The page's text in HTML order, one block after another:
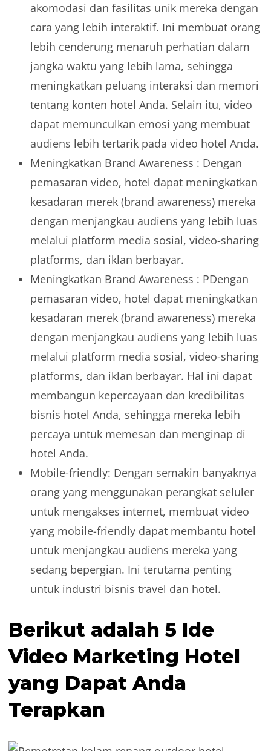
akomodasi dan fasilitas unik mereka dengan
cara yang lebih interaktif. Ini membuat orang
lebih cenderung menaruh perhatian dalam
jangka waktu yang lebih lama, sehingga
meningkatkan peluang interaksi dan memori
tentang konten hotel Anda. Selain itu, video
dapat memunculkan emosi yang membuat
audiens lebih tertarik pada video hotel Anda.
Meningkatkan Brand Awareness : Dengan
pemasaran video, hotel dapat meningkatkan
kesadaran merek (brand awareness) mereka
dengan menjangkau audiens yang lebih luas
melalui platform media sosial, video-sharing
platforms, dan iklan berbayar.
Meningkatkan Brand Awareness : PDengan
pemasaran video, hotel dapat meningkatkan
kesadaran merek (brand awareness) mereka
dengan menjangkau audiens yang lebih luas
melalui platform media sosial, video-sharing
platforms, dan iklan berbayar. Hal ini dapat
membangun kepercayaan dan kredibilitas
bisnis hotel Anda, sehingga mereka lebih
percaya untuk memesan dan menginap di
hotel Anda.
Mobile-friendly: Dengan semakin banyaknya
orang yang menggunakan perangkat seluler
untuk mengakses internet, membuat video
yang mobile-friendly dapat membantu hotel
untuk menjangkau audiens mereka yang
sedang bepergian. Ini terutama penting
untuk industri bisnis travel dan hotel.
Berikut adalah 5 Ide
Video Marketing Hotel
yang Dapat Anda
Terapkan